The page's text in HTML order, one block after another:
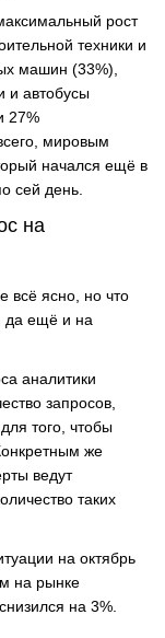
рост
техники и
машин (33%),
и автобусы
27%
мировым
начался ещё в
сей день.
на
всё ясно, но что
да ещё и на
аналитики
запросов,
того, чтобы
же
ведут
таких
на октябрь
на рынке
на 3%.